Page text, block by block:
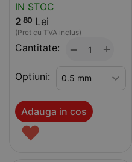
IN STOC
2 80 Lei
(Pret cu TVA inclus)
Cantitate: +
−
Optiuni:
Adauga in cos
♥